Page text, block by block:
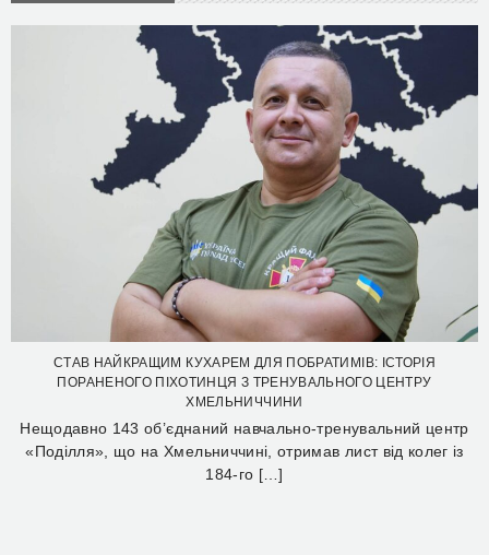
СТАВ НАЙКРАЩИМ КУХАРЕМ ДЛЯ ПОБРАТИМІВ: ІСТОРІЯ
ПОРАНЕНОГО ПІХОТИНЦЯ З ТРЕНУВАЛЬНОГО ЦЕНТРУ
ХМЕЛЬНИЧЧИНИ
Нещодавно 143 об’єднаний навчально-тренувальний центр
«Поділля», що на Хмельниччині, отримав лист від колег із
184-го […]